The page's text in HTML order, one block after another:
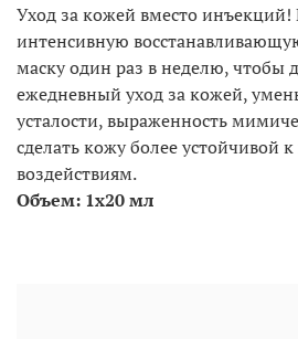
Уход за кожей вместо
интенсивную
маску один раз в неделю, чтобы
ежедневный уход за кожей,
усталости, выраженность
сделать кожу более устойчивой
воздействиям.
Объем: 1х20 мл